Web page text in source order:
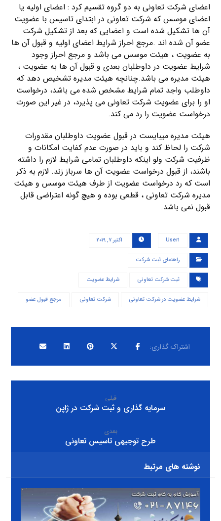
اعضای شرکت تعاونی به دو گروه تقسیم کرد : اعضای اولیه یا
اعضای موسس که شرکت تعاونی در ابتدای تاسیس با عضویت
آن ها تشکیل شده است و اعضایی که بعد از تشکیل شرکت
عضو آن شده اند .مرجع احراز شرایط اعضای اولیه و قبول آن ها
به عضویت ، هیئت موسس می باشد و مرجع احراز وجود
شرایط عضویت در داوطلبان بعدی و قبول آن ها به عضویت ،
هیئت مدیره می باشد.چنانچه هیئت مدیره تشخیص دهد که
داوطلب واجد تمام شرایط مشخص شده می باشد، درخواست
او را برای عضویت شرکت تعاونی می پذیرد، در غیر این صورت
درخواست عضویت را رد می کند.
هیئت مدیره میبایست در قبول عضویت داوطلبان مقدورات
شرکت را لحاظ کند و باید در صورت عدم کفایت امکانات و
ظرفیت شرکت ولو اینکه داوطلبان تمامی شرایط لازم را داشته
باشند، از قبول درخواست عضویت آن ها سرباز زند. لازم به ذکر
است که رد درخواست عضویت از طرف هیئت موسس و هیئت
مدیره شرکت تعاونی ، قطعی بوده و هیچ گونه اعتراضی قابل
قبول نمی باشد.
User۱ اکتبر ۷, ۲۰۱۹
راهنمای ثبت شرکت
ثبت شرکت تعاونی شرایط عضویت
شرایط عضویت در شرکت تعاونی شرکت تعاونی مرجع قبول عضو
قبلی
سرمایه گذاری و ثبت شرکت در ژاپن
بعدی
طرح توجیهی تاسیس تعاونی
نوشته های مرتبط